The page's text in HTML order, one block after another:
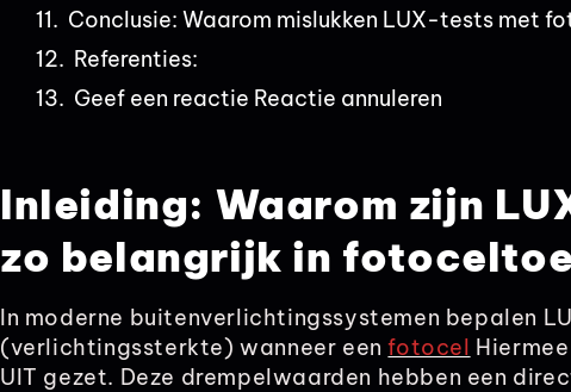
Conclusie: Waarom mislukken LUX-tests met
Referenties:
Geef een reactie Reactie annuleren
Inleiding: Waarom zijn
zo belangrijk in
In moderne buitenverlichtingssystemen bepalen
(verlichtingssterkte) wanneer eenfotocel
UIT gezet. Deze drempelwaarden hebben een